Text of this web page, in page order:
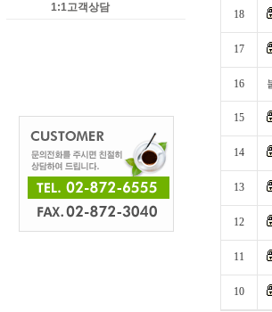
1:1고객상담
18
17
16
15
14
13
12
11
10